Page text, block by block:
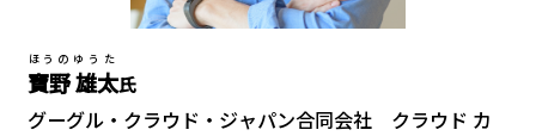
寶野
ほうの
雄太
ゆうた
氏
グーグル・クラウド・ジャパン合同会社 クラウド カ